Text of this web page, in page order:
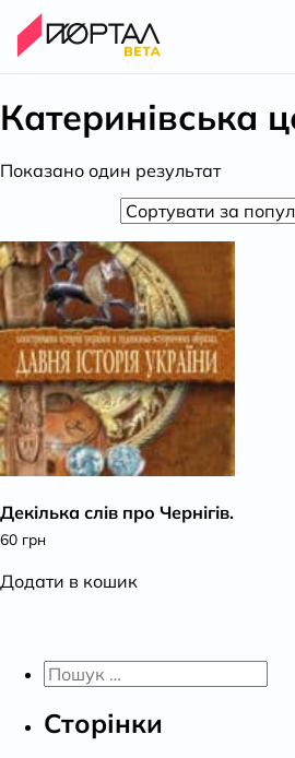
Катеринівська
Показано один результат
Декілька слів про Чернігів.
60 грн
Додати в кошик
Пошук:
Сторінки